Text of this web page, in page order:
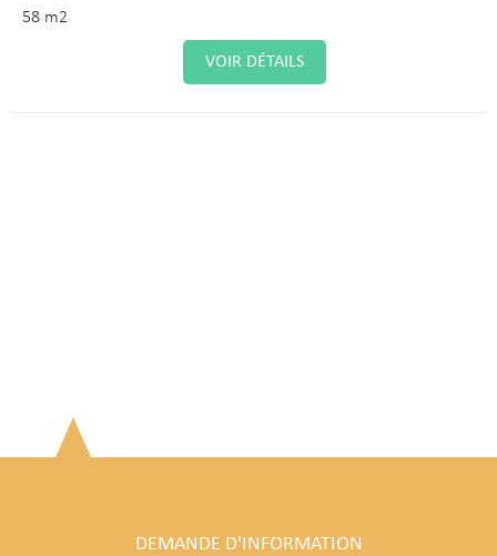
58 m2
VOIR DÉTAILS
DEMANDE D'INFORMATION